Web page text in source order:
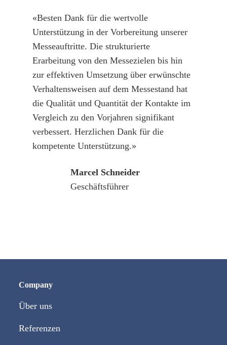
«Besten Dank für die wertvolle
Unterstützung in der Vorbereitung unserer
Messeauftritte. Die strukturierte
Erarbeitung von den Messezielen bis hin
zur effektiven Umsetzung über erwünschte
Verhaltensweisen auf dem Messestand hat
die Qualität und Quantität der Kontakte im
Vergleich zu den Vorjahren signifikant
verbessert. Herzlichen Dank für die
kompetente Unterstützung.»
Marcel Schneider
Geschäftsführer
Company
Über uns
Referenzen